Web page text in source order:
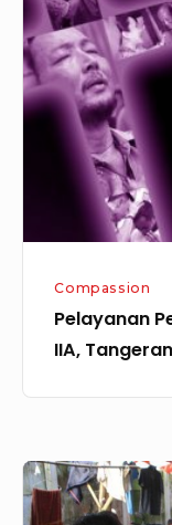
Lapas
Pemuda
Kelas
IIA,
Tangerang
Compassion
Pelayanan
IIA,
Pendistribusian
Bantuan